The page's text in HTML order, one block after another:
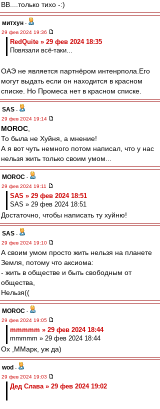
ВВ....только тихо -:)
митхун -
29 фев 2024 19:36
RedQuite » 29 фев 2024 18:35
Повязали всё-таки...
ОАЭ не является партнёром интенрпола.Его
могут выдать если он находится в красном
списке. Но Промеса нет в красном списке.
SAS -
29 фев 2024 19:14
MOROC
То была не Хуйня, а мнение!
А я вот чуть немного потом написал, что у нас
нельзя жить только своим умом...
MOROC -
29 фев 2024 19:11
SAS » 29 фев 2024 18:51
SAS » 29 фев 2024 18:51
Достаточно, чтобы написать ту хуйню!
SAS -
29 фев 2024 19:10
А своим умом просто жить нельзя на планете
Земля, потому что аксиома:
- жить в обществе и быть свободным от
общества,
Нельзя((
MOROC -
29 фев 2024 19:05
mmmmm » 29 фев 2024 18:44
mmmmm » 29 фев 2024 18:44
Ох ,ММарк, уж да)
wod -
29 фев 2024 19:03
Дед Слава » 29 фев 2024 19:02